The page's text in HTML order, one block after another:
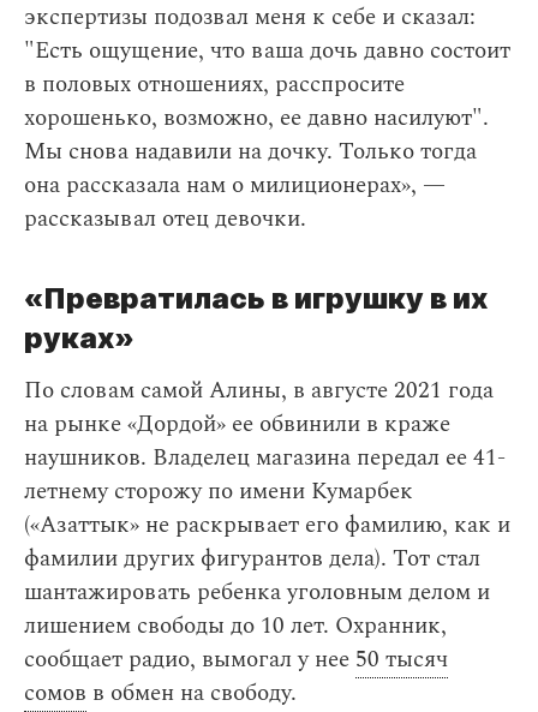
экспертизы подозвал меня к себе и сказал:
"Есть ощущение, что ваша дочь давно состоит
в половых отношениях, расспросите
хорошенько, возможно, ее давно насилуют".
Мы снова надавили на дочку. Только тогда
она рассказала нам о милиционерах», —
рассказывал отец девочки.
«Превратилась в игрушку в их
руках»
По словам самой Алины, в августе 2021 года
на рынке «Дордой» ее обвинили в краже
наушников. Владелец магазина передал ее 41-
летнему сторожу по имени Кумарбек
(«Азаттык» не раскрывает его фамилию, как и
фамилии других фигурантов дела). Тот стал
шантажировать ребенка уголовным делом и
лишением свободы до 10 лет. Охранник,
сообщает радио, вымогал у нее 50 тысяч
сомов в обмен на свободу.